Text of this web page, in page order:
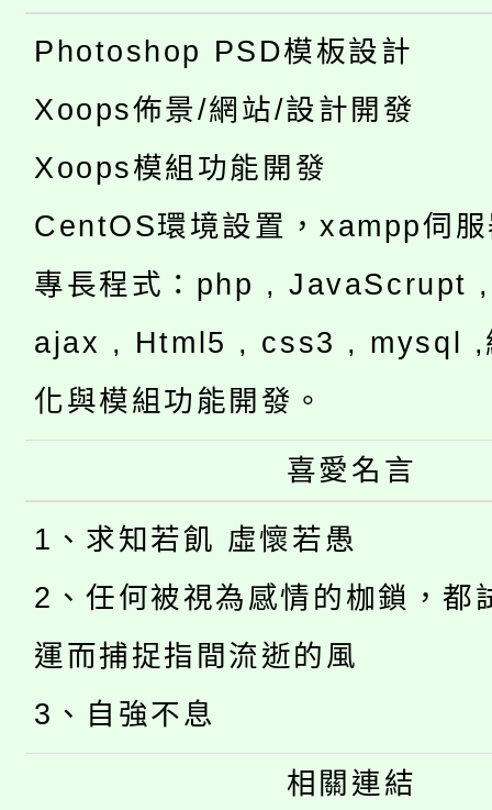
Photoshop PSD模板設計
Xoops佈景/網站/設計開發
Xoops模組功能開發
CentOS環境設置，xampp伺
專長程式：php , JavaScrupt
ajax , Html5 , css3 , mysql ,
化與模組功能開發。
喜愛名言
1、求知若飢 虛懷若愚
2、任何被視為感情的枷鎖，都
運而捕捉指間流逝的風
3、自強不息
相關連結